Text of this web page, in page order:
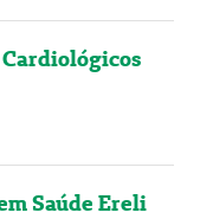
Saúde Ereli